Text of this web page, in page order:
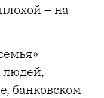
– на
людей,
банковском